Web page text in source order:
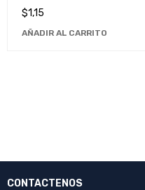
Ideal para Notas y Dibujos
$1,15
AÑADIR AL CARRITO
CONTACTENOS